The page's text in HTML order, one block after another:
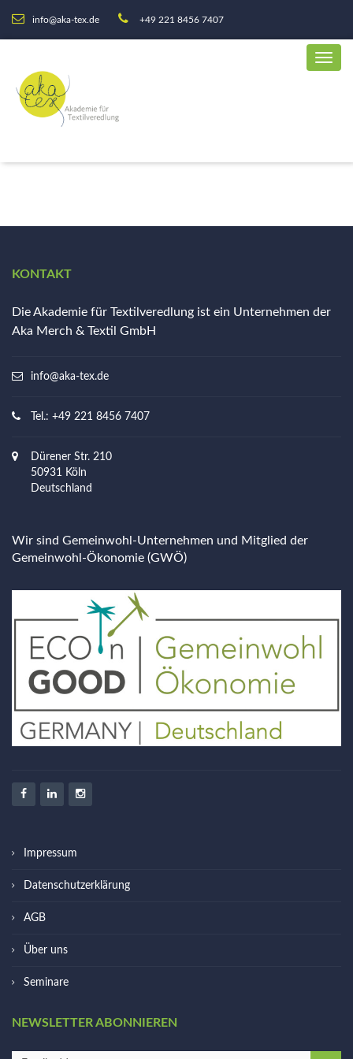
info@aka-tex.de +49 221 8456 7407
KONTAKT
Die Akademie für Textilveredlung ist ein Unternehmen der
Aka Merch & Textil GmbH
info@aka-tex.de
Tel.: +49 221 8456 7407
Dürener Str. 210
50931 Köln
Deutschland
Wir sind Gemeinwohl-Unternehmen und Mitglied der
Gemeinwohl-Ökonomie (GWÖ)
Impressum
Datenschutzerklärung
AGB
Über uns
Seminare
NEWSLETTER ABONNIEREN